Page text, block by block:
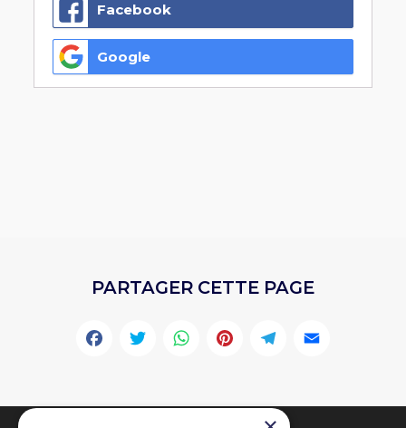
Facebook
Google
PARTAGER CETTE PAGE
Facebook
Twitter
WhatsApp
Pinterest